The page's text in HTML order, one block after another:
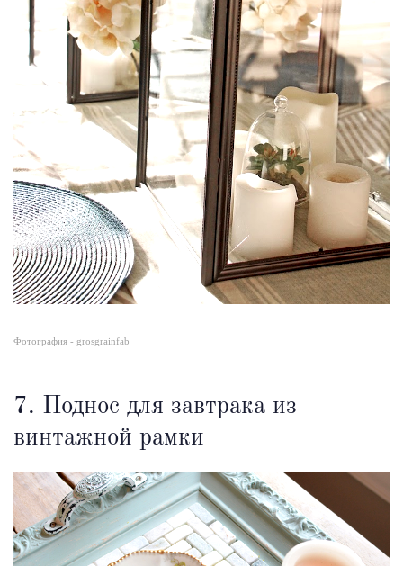
Фотография - grosgrainfab
7. Поднос для завтрака из
винтажной рамки